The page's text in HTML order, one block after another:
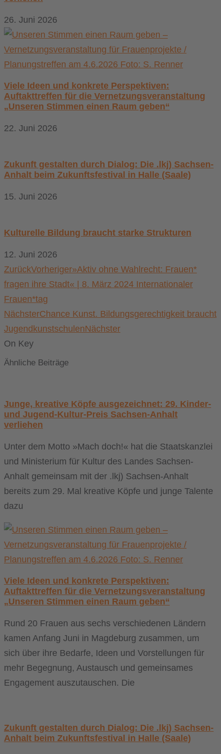
26. Juni 2026
Viele Ideen und konkrete Perspektiven:
Auftakttreffen für die Vernetzungsveranstaltung
„Unseren Stimmen einen Raum geben“
22. Juni 2026
Zukunft gestalten durch Dialog: Die .lkj) Sachsen-
Anhalt beim Zukunftsfestival in Halle (Saale)
15. Juni 2026
Kulturelle Bildung braucht starke Strukturen
12. Juni 2026
ZurückVorheriger»Aktiv ohne Wahlrecht: Frauen*
fragen ihre Stadt« | 8. März 2024 Internationaler
Frauen*tag
NächsterChance Kunst. Bildungsgerechtigkeit braucht
JugendkunstschulenNächster
On Key
Ähnliche Beiträge
Junge, kreative Köpfe ausgezeichnet: 29. Kinder-
und Jugend-Kultur-Preis Sachsen-Anhalt
verliehen
Unter dem Motto »Mach doch!« hat die Staatskanzlei
und Ministerium für Kultur des Landes Sachsen-
Anhalt gemeinsam mit der .lkj) Sachsen-Anhalt
bereits zum 29. Mal kreative Köpfe und junge Talente
dazu
Viele Ideen und konkrete Perspektiven:
Auftakttreffen für die Vernetzungsveranstaltung
„Unseren Stimmen einen Raum geben“
Rund 20 Frauen aus sechs verschiedenen Ländern
kamen Anfang Juni in Magdeburg zusammen, um
sich über ihre Bedarfe, Ideen und Vorstellungen für
mehr Begegnung, Austausch und gemeinsames
Engagement auszutauschen. Die
Zukunft gestalten durch Dialog: Die .lkj) Sachsen-
Anhalt beim Zukunftsfestival in Halle (Saale)